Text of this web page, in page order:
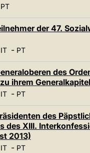
PT
der 47.
IT- PT
des
ihrem
IT- PT
des
des XIII.
2013)
IT- PT